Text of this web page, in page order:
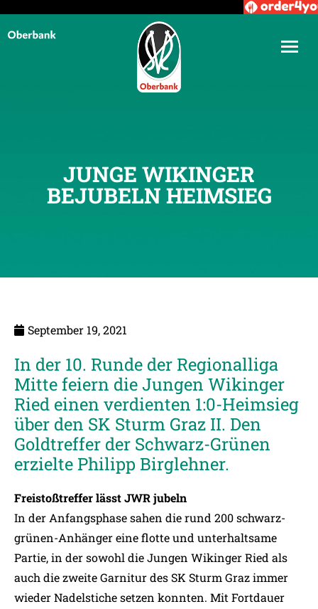
JUNGE WIKINGER
BEJUBELN HEIMSIEG
September 19, 2021
In der 10. Runde der Regionalliga
Mitte feiern die Jungen Wikinger
Ried einen verdienten 1:0-Heimsieg
über den SK Sturm Graz II. Den
Goldtreffer der Schwarz-Grünen
erzielte Philipp Birglehner.
Freistoßtreffer lässt JWR jubeln
In der Anfangsphase sahen die rund 200 schwarz-
grünen-Anhänger eine flotte und unterhaltsame
Partie, in der sowohl die Jungen Wikinger Ried als
auch die zweite Garnitur des SK Sturm Graz immer
wieder Nadelstiche setzen konnten. Mit Fortdauer